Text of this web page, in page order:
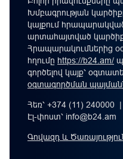
Խմբագրության
կայքում հրապարակված
արտահայտված
Հրապարակումներից
հղումը https://b24.am/
գործելով կայք՝
օգտագործման
Հեռ՝ +374 (11) 240000
Էլ-փոստ՝ info@b24.am
Գովազդ և